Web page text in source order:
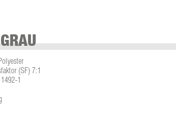
(SF) 7:1
1